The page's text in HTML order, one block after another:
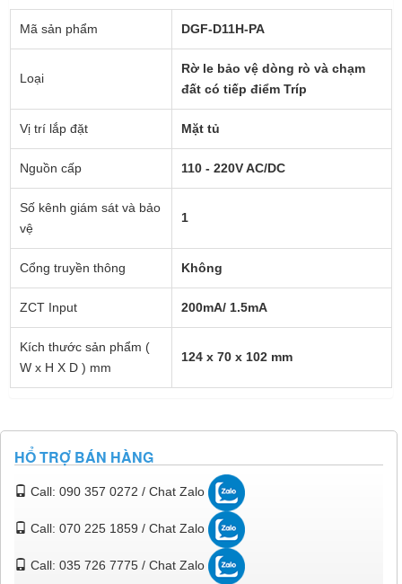
Mã sản phẩm DGF-D11H-PA
Loại
Rờ le bảo vệ dòng rò và chạm
đất có tiếp điểm Tríp
Vị trí lắp đặt Mặt tủ
Nguồn cấp 110 - 220V AC/DC
Số kênh giám sát và bảo
vệ
1
Cổng truyền thông Không
ZCT Input 200mA/ 1.5mA
Kích thước sản phẩm (
W x H X D ) mm
124 x 70 x 102 mm
HỔ TRỢ BÁN HÀNG
Call: 090 357 0272 / Chat Zalo
Call: 070 225 1859 / Chat Zalo
Call: 035 726 7775 / Chat Zalo